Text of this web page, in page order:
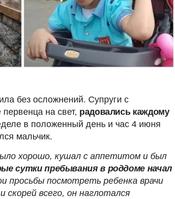
без осложнений. Супруги с
на свет, радовались каждому
в положенный день и час 4 июня
мальчик.
хорошо, кушал с аппетитом и был
сутки пребывания в роддоме начал
просьбы посмотреть ребенка врачи
всего, он наглотался